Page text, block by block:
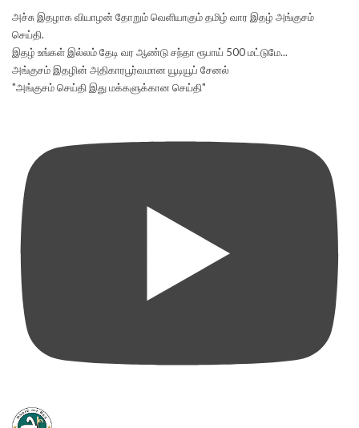
அச்சு இதழாக வியாழன் தோறும் வெளியாகும் தமிழ் வார இதழ் அங்குசம்
செய்தி.
இதழ் உங்கள் இல்லம் தேடி வர ஆண்டு சந்தா ரூபாய் 500 மட்டுமே...
அங்குசம் இதழின் அதிகாரபூர்வமான யூடியூப் சேனல்
"அங்குசம் செய்தி இது மக்களுக்கான செய்தி"